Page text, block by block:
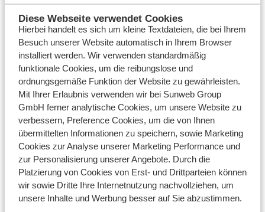
Diese Webseite verwendet Cookies
Hierbei handelt es sich um kleine Textdateien, die bei Ihrem
Besuch unserer Website automatisch in Ihrem Browser
installiert werden. Wir verwenden standardmäßig
funktionale Cookies, um die reibungslose und
ordnungsgemäße Funktion der Website zu gewährleisten.
Mit Ihrer Erlaubnis verwenden wir bei Sunweb Group
GmbH ferner analytische Cookies, um unsere Website zu
verbessern, Preference Cookies, um die von Ihnen
übermittelten Informationen zu speichern, sowie Marketing
Cookies zur Analyse unserer Marketing Performance und
zur Personalisierung unserer Angebote. Durch die
Platzierung von Cookies von Erst- und Drittparteien können
wir sowie Dritte Ihre Internetnutzung nachvollziehen, um
unsere Inhalte und Werbung besser auf Sie abzustimmen.
Ein Skiapartment: Flexibilität & Freiheit
Mit der Wahl eines Skiapartments genießen Sie großen
Komfort, maximale Flexibilität und Freiheit während
Ihres Urlaubs in den Bergen. Ob Sie einen Skiurlaub für
eine Woche oder ein Wochenende planen – Sie haben
die Wahl. Alle von uns angebotenen Apartments bieten
den nötigen Komfort für einen angenehmen
Aufenthalt, und Sie können zahlreiche Einrichtungen
wie ein Schwimmbad oder ein Wellnesscenter nutzen...
Bei Sunweb finden Sie eine breite Auswahl an
Skiresidenzen in den besten SkigebietenÖsterreichs,
Frankreichs oder Italiens.
Ein Skiapartment, das zu Ihnen passt